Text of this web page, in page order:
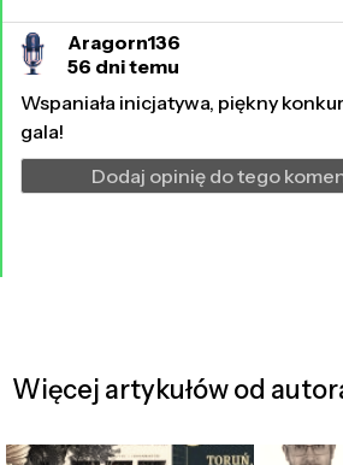
Aragorn136
56 dni temu
Wspaniała inicjatywa, piękny
gala!
Dodaj opinię do tego
Więcej artykułów od